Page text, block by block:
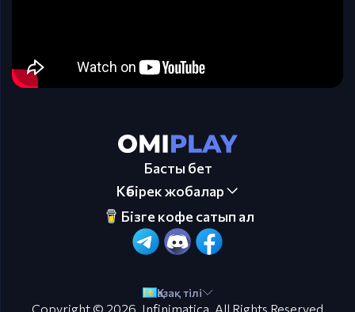
Басты бет
Көбірек жобалар
Бізге кофе сатып ал
Қазақ тілі
Copyright © 2026. Infinimatica . All Rights Reserved